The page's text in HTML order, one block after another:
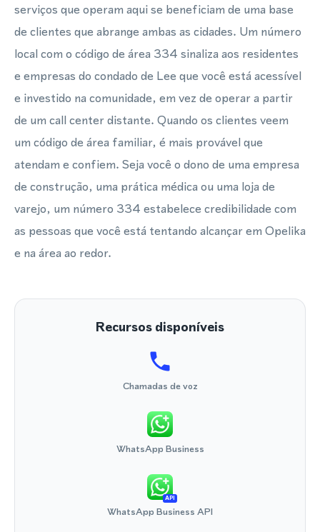
serviços que operam aqui se beneficiam de uma base
de clientes que abrange ambas as cidades. Um número
local com o código de área 334 sinaliza aos residentes
e empresas do condado de Lee que você está acessível
e investido na comunidade, em vez de operar a partir
de um call center distante. Quando os clientes veem
um código de área familiar, é mais provável que
atendam e confiem. Seja você o dono de uma empresa
de construção, uma prática médica ou uma loja de
varejo, um número 334 estabelece credibilidade com
as pessoas que você está tentando alcançar em Opelika
e na área ao redor.
Recursos disponíveis
Chamadas de voz
WhatsApp Business
API
WhatsApp Business API